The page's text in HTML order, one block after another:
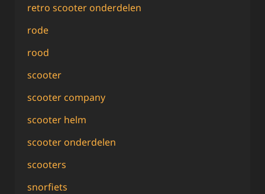
retro scooter onderdelen
rode
rood
scooter
scooter company
scooter helm
scooter onderdelen
scooters
snorfiets